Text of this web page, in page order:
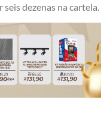
dezenas na cartela.